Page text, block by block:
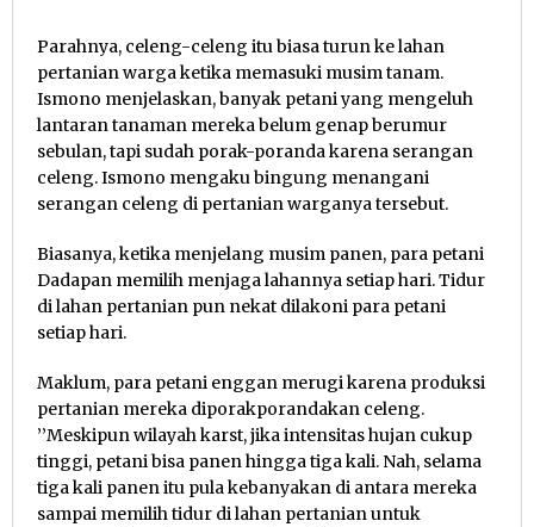
Parahnya, celeng-celeng itu biasa turun ke lahan
pertanian warga ketika memasuki musim tanam.
Ismono menjelaskan, banyak petani yang mengeluh
lantaran tanaman mereka belum genap berumur
sebulan, tapi sudah porak-poranda karena serangan
celeng. Ismono mengaku bingung menangani
serangan celeng di pertanian warganya tersebut.
Biasanya, ketika menjelang musim panen, para petani
Dadapan memilih menjaga lahannya setiap hari. Tidur
di lahan pertanian pun nekat dilakoni para petani
setiap hari.
Maklum, para petani enggan merugi karena produksi
pertanian mereka diporakporandakan celeng.
’’Meskipun wilayah karst, jika intensitas hujan cukup
tinggi, petani bisa panen hingga tiga kali. Nah, selama
tiga kali panen itu pula kebanyakan di antara mereka
sampai memilih tidur di lahan pertanian untuk